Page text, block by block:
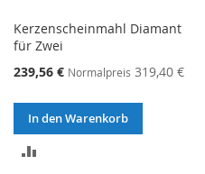
Kerzenscheinmahl Diamant
für Zwei
239,56 € Normalpreis 319,40 €
In den Warenkorb